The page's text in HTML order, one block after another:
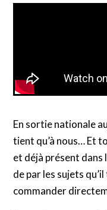
En sortie nationale
tient qu’à nous… Et
et déjà présent
de par les sujets
commander